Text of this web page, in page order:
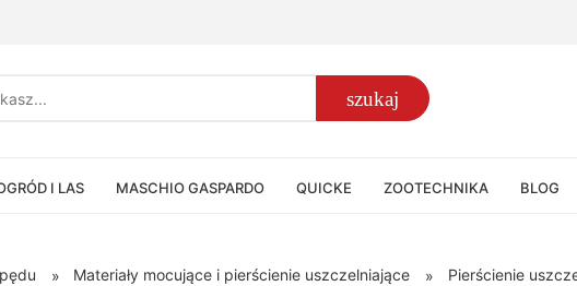
szukaj
I LAS MASCHIO GASPARDO QUICKE ZOOTECHNIKA BLOG
» Materiały mocujące i pierścienie uszczelniające » Pierścienie